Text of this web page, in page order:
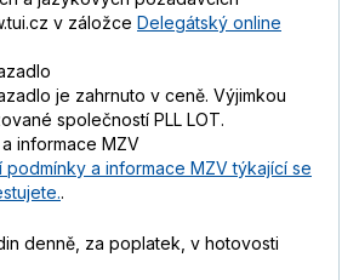
v záložce Delegátský online
je zahrnuto v ceně. Výjimkou
společností PLL LOT.
informace MZV
podmínky a informace MZV týkající se
.
denně, za poplatek, v hotovosti